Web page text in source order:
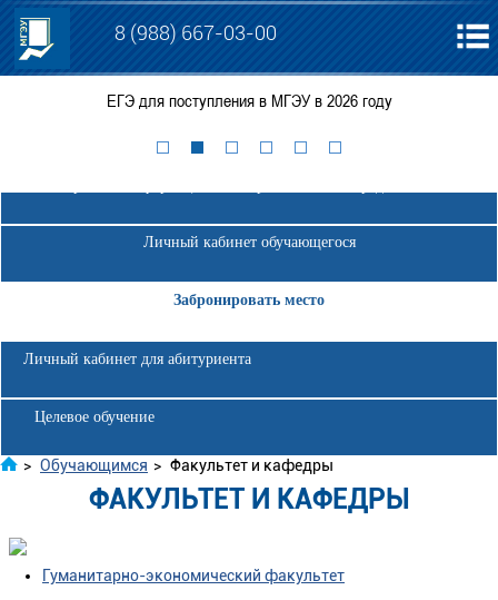
8 (988) 667-03-00
ЕГЭ для поступления в МГЭУ в 2026 году
Личный кабинет обучающегося
Забронировать место
Личный кабинет для абитуриента
Целевое обучение
> Обучающимся > Факультет и кафедры
ФАКУЛЬТЕТ И КАФЕДРЫ
Гуманитарно-экономический факультет